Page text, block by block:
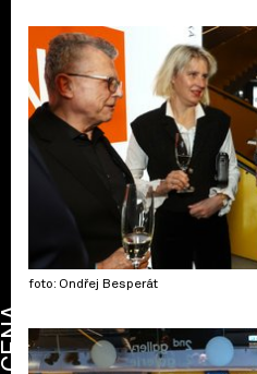
foto: Ondřej Besperát
CENA